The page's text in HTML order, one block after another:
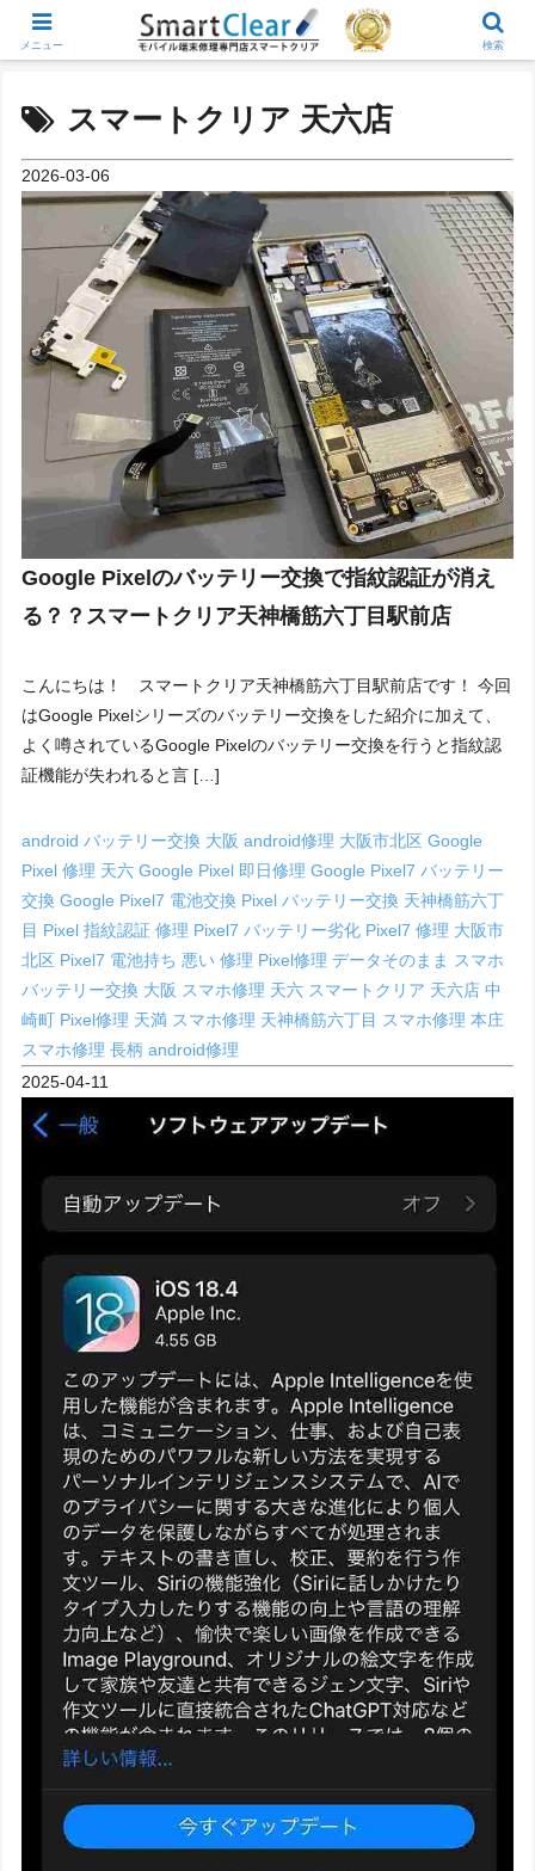
スマートクリア 天六店
2026-03-06
Google Pixelのバッテリー交換で指紋認証が消え
る？？スマートクリア天神橋筋六丁目駅前店
こんにちは！ スマートクリア天神橋筋六丁目駅前店です！ 今回
はGoogle Pixelシリーズのバッテリー交換をした紹介に加えて、
よく噂されているGoogle Pixelのバッテリー交換を行うと指紋認
証機能が失われると言 […]
android バッテリー交換 大阪android修理 大阪市北区Google
Pixel 修理 天六Google Pixel 即日修理Google Pixel7 バッテリー
交換Google Pixel7 電池交換 Pixel バッテリー交換 天神橋筋六丁
目 Pixel 指紋認証 修理 Pixel7 バッテリー劣化 Pixel7 修理 大阪市
北区 Pixel7 電池持ち 悪い 修理 Pixel修理 データそのまま スマホ
バッテリー交換 大阪 スマホ修理 天六 スマートクリア 天六店中
崎町 Pixel修理 天満 スマホ修理 天神橋筋六丁目 スマホ修理本庄
スマホ修理長柄 android修理
2025-04-11
メニュー 検索